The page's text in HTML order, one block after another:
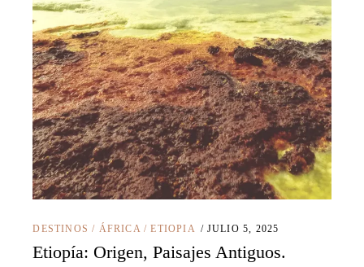
DESTINOS / ÁFRICA/ETIOPIA JULIO 5, 2025
Etiopía: Origen, Paisajes Antiguos.